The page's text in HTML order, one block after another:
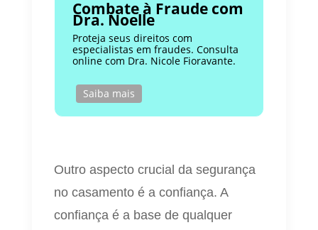
Combate à Fraude com
Dra. Noelle
Proteja seus direitos com
especialistas em fraudes. Consulta
online com Dra. Nicole Fioravante.
Saiba mais
Outro aspecto crucial da segurança
no casamento é a confiança. A
confiança é a base de qualquer